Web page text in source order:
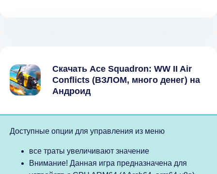
Скачать Ace Squadron: WW II Air
Conflicts (ВЗЛОМ, много денег) на
Андроид
Доступные опции для управления из меню
все траты увеличивают значение
Внимание! Данная игра предназначена для